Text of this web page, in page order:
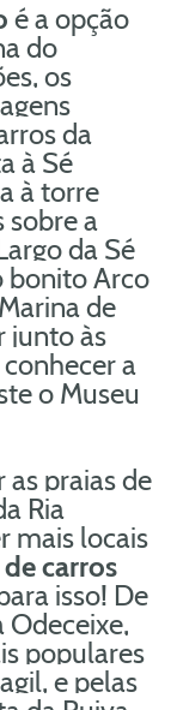
é a opção
do
os
da
à Sé
à torre
sobre a
da Sé
bonito Arco
de
junto às
a
o Museu
as praias de
Ria
mais locais
carros
isso! De
Odeceixe,
populares
e pelas